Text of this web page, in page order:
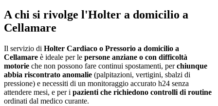
A chi si rivolge l'Holter a domicilio a
Cellamare
Il servizio di Holter Cardiaco o Pressorio a domicilio a
Cellamare è ideale per le persone anziane o con difficoltà
motorie che non possono fare continui spostamenti, perchiunque
abbia riscontrato anomalie (palpitazioni, vertigini, sbalzi di
pressione) e necessiti di un monitoraggio accurato h24 senza
attendere mesi, e per i pazienti che richiedono controlli di routine
ordinati dal medico curante.